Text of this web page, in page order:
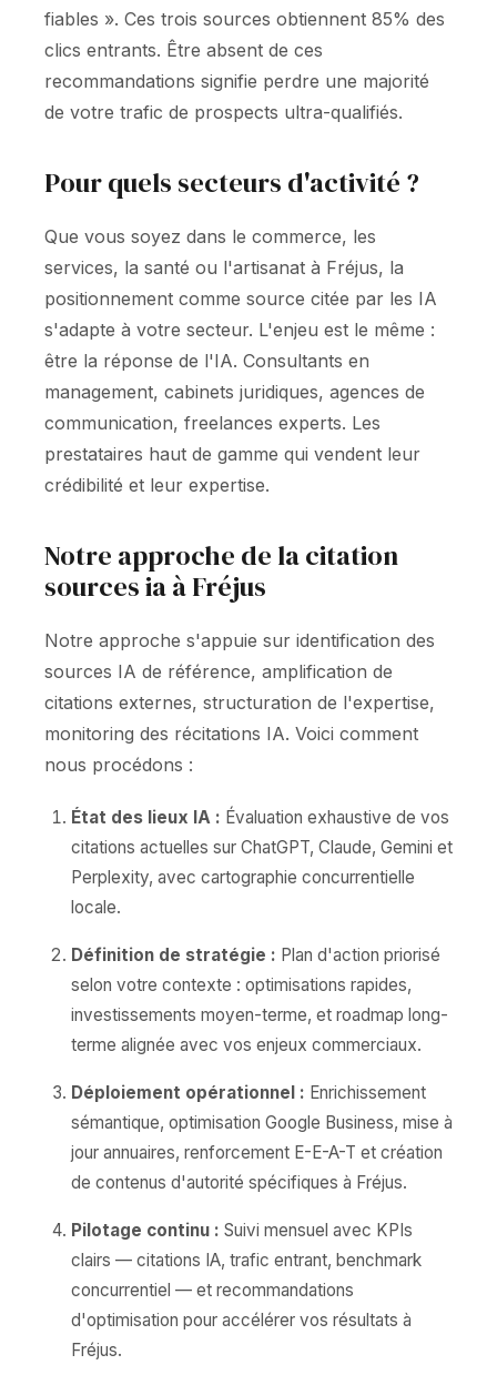
fiables ». Ces trois sources obtiennent 85% des
clics entrants. Être absent de ces
recommandations signifie perdre une majorité
de votre trafic de prospects ultra-qualifiés.
Pour quels secteurs d'activité ?
Que vous soyez dans le commerce, les
services, la santé ou l'artisanat à Fréjus, la
positionnement comme source citée par les IA
s'adapte à votre secteur. L'enjeu est le même :
être la réponse de l'IA. Consultants en
management, cabinets juridiques, agences de
communication, freelances experts. Les
prestataires haut de gamme qui vendent leur
crédibilité et leur expertise.
Notre approche de la citation
sources ia à Fréjus
Notre approche s'appuie sur identification des
sources IA de référence, amplification de
citations externes, structuration de l'expertise,
monitoring des récitations IA. Voici comment
nous procédons :
État des lieux IA : Évaluation exhaustive de vos
citations actuelles sur ChatGPT, Claude, Gemini et
Perplexity, avec cartographie concurrentielle
locale.
Définition de stratégie : Plan d'action priorisé
selon votre contexte : optimisations rapides,
investissements moyen-terme, et roadmap long-
terme alignée avec vos enjeux commerciaux.
Déploiement opérationnel : Enrichissement
sémantique, optimisation Google Business, mise à
jour annuaires, renforcement E-E-A-T et création
de contenus d'autorité spécifiques à Fréjus.
Pilotage continu : Suivi mensuel avec KPIs
clairs — citations IA, trafic entrant, benchmark
concurrentiel — et recommandations
d'optimisation pour accélérer vos résultats à
Fréjus.